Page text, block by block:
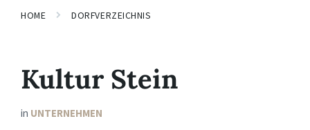
HOME DORFVERZEICHNIS
Kultur Stein
in UNTERNEHMEN